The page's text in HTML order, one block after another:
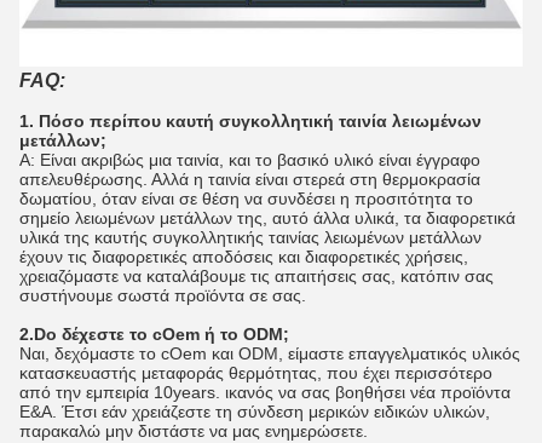
FAQ:
1. Πόσο περίπου καυτή συγκολλητική ταινία λειωμένων
μετάλλων;
Α: Είναι ακριβώς μια ταινία, και το βασικό υλικό είναι έγγραφο
απελευθέρωσης. Αλλά η ταινία είναι στερεά στη θερμοκρασία
δωματίου, όταν είναι σε θέση να συνδέσει η προσιτότητα το
σημείο λειωμένων μετάλλων της, αυτό άλλα υλικά, τα διαφορετικά
υλικά της καυτής συγκολλητικής ταινίας λειωμένων μετάλλων
έχουν τις διαφορετικές αποδόσεις και διαφορετικές χρήσεις,
χρειαζόμαστε να καταλάβουμε τις απαιτήσεις σας, κατόπιν σας
συστήνουμε σωστά προϊόντα σε σας.
2.Do δέχεστε το cOem ή το ODM;
Ναι, δεχόμαστε το cOem και ODM, είμαστε επαγγελματικός υλικός
κατασκευαστής μεταφοράς θερμότητας, που έχει περισσότερο
από την εμπειρία 10years. ικανός να σας βοηθήσει νέα προϊόντα
Ε&Α. Έτσι εάν χρειάζεστε τη σύνδεση μερικών ειδικών υλικών,
παρακαλώ μην διστάστε να μας ενημερώσετε.